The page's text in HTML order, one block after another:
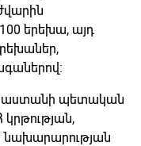
երեխա, այդ
պետական
կրթության,
նախարարության